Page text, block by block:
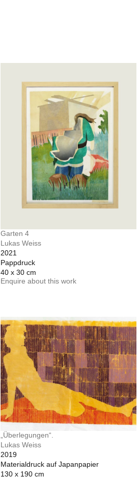
Garten 4
Lukas Weiss
2021
Pappdruck
40 x 30 cm
Enquire about this work
„Überlegungen“.
Lukas Weiss
2019
Materialdruck auf Japanpapier
130 x 190 cm